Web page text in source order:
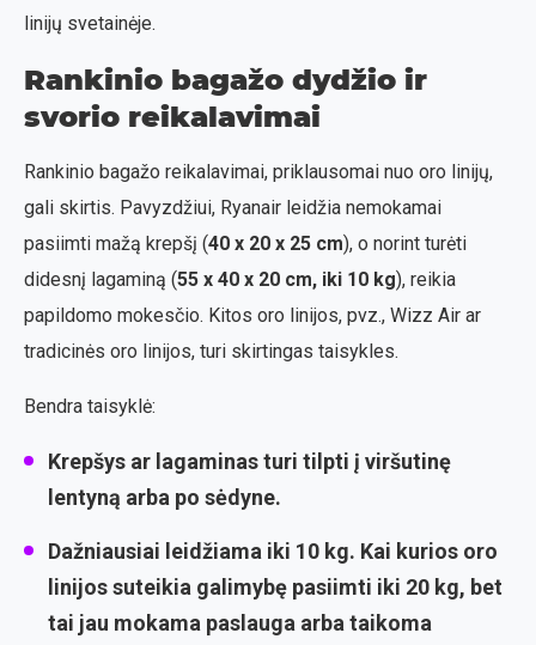
linijų svetainėje.
Rankinio bagažo dydžio ir
svorio reikalavimai
Rankinio bagažo reikalavimai, priklausomai nuo oro linijų,
gali skirtis. Pavyzdžiui, Ryanair leidžia nemokamai
pasiimti mažą krepšį (40 x 20 x 25 cm), o norint turėti
didesnį lagaminą (55 x 40 x 20 cm, iki 10 kg), reikia
papildomo mokesčio. Kitos oro linijos, pvz., Wizz Air ar
tradicinės oro linijos, turi skirtingas taisykles.
Bendra taisyklė:
Krepšys ar lagaminas turi tilpti į viršutinę
lentyną arba po sėdyne.
Dažniausiai leidžiama iki 10 kg. Kai kurios oro
linijos suteikia galimybę pasiimti iki 20 kg, bet
tai jau mokama paslauga arba taikoma